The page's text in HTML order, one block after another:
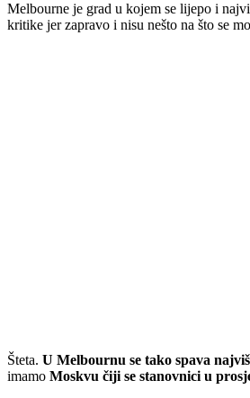
Melbourne je grad u kojem se lijepo i
kritike jer zapravo i nisu nešto na što se
Šteta. U Melbournu se tako spava
imamo Moskvu čiji se stanovnici u